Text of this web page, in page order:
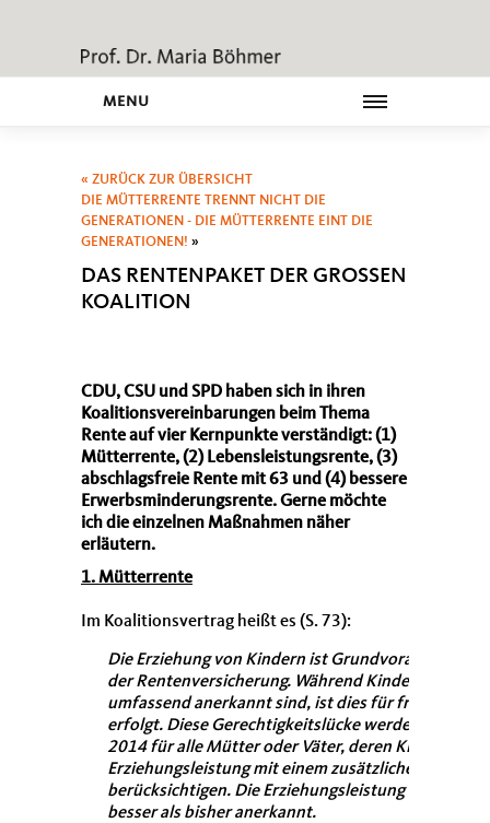
MENU
« ZURÜCK ZUR ÜBERSICHT
DIE MÜTTERRENTE TRENNT NICHT DIE
GENERATIONEN - DIE MÜTTERRENTE EINT DIE
GENERATIONEN! »
DAS RENTENPAKET DER GROSSEN K
OALITION
CDU, CSU und SPD haben sich in ihren
Koalitionsvereinbarungen beim Thema
Rente auf vier Kernpunkte verständigt: (1)
Mütterrente, (2) Lebensleistungsrente, (3)
abschlagsfreie Rente mit 63 und (4) bessere
Erwerbsminderungsrente. Gerne möchte
ich die einzelnen Maßnahmen näher
erläutern.
1. Mütterrente
Im Koalitionsvertrag heißt es (S. 73):
Die Erziehung von Kindern ist
der Rentenversicherung. Während
umfassend anerkannt sind, ist dies für frühere
erfolgt. Diese Gerechtigkeitslücke werden wir
2014 für alle Mütter oder Väter, deren Kinder vor
Erziehungsleistung mit einem zusätzlichen
berücksichtigen. Die Erziehungsleistung dieser
besser als bisher anerkannt.